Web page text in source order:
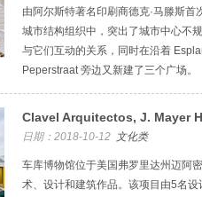
由阿尔斯特著名印刷商德克·马滕斯
城市结构组织中，突出了城市中心不
与它们互动的关系，同时在沿着
Peperstraat 旁边又新建了三个广场。
Clavel Arquitectos, J. Mayer
日期：2018-10-12 文化类
车库博物馆位于美国弗罗里达州迈阿
术、设计和建筑作品。该项目由5名